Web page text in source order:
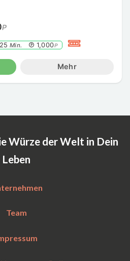
P
25 Min. 1,000P
Mehr
Würze der Welt in Dein
Leben
Team